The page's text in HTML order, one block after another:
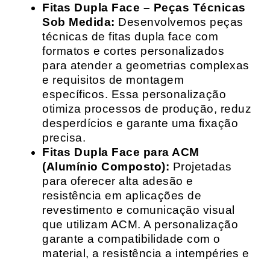
Fitas Dupla Face – Peças Técnicas
Sob Medida: Desenvolvemos peças
técnicas de fitas dupla face com
formatos e cortes personalizados
para atender a geometrias complexas
e requisitos de montagem
específicos. Essa personalização
otimiza processos de produção, reduz
desperdícios e garante uma fixação
precisa.
Fitas Dupla Face para ACM
(Alumínio Composto): Projetadas
para oferecer alta adesão e
resistência em aplicações de
revestimento e comunicação visual
que utilizam ACM. A personalização
garante a compatibilidade com o
material, a resistência a intempéries e